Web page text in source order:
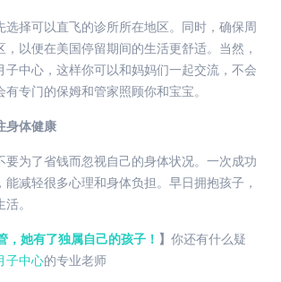
选择可以直飞的诊所所在地区。同时，确保周
以便在美国停留期间的生活更舒适。当然，
子中心，这样你可以和妈妈们一起交流，不会
专门的保姆和管家照顾你和宝宝。
身体健康
要为了省钱而忽视自己的身体状况。一次成功
能减轻很多心理和身体负担。早日拥抱孩子，
。
，她有了独属自己的孩子！ 】 你还有什么疑
子中心的专业老师